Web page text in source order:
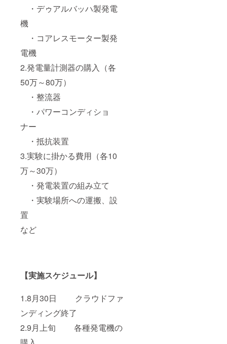
・デゥアルバッハ製発電
機
・コアレスモーター製発
電機
2.発電量計測器の購入（各
50万～80万）
・整流器
・パワーコンディショ
ナー
・抵抗装置
3.実験に掛かる費用（各10
万～30万）
・発電装置の組み立て
・実験場所への運搬、設
置
など
【実施スケジュール】
1.8月30日 クラウドファ
ンディング終了
2.9月上旬 各種発電機の